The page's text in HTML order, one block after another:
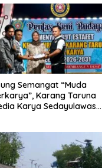
Semangat “Muda
Karang Taruna
Karya Sedayulawas